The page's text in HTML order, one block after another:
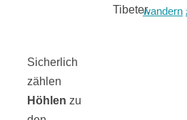
Tibeter.
Sicherlich
zählen
Höhlen zu
wandern